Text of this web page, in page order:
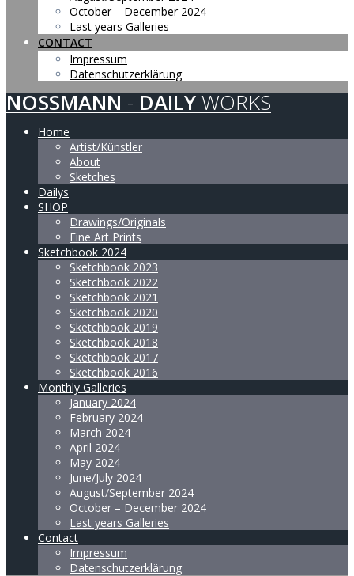
October – December 2024
Last years Galleries
CONTACT
Impressum
Datenschutzerklärung
NOSSMANN - DAILY WORKS
Home
Artist/Künstler
About
Sketches
Dailys
SHOP
Drawings/Originals
Fine Art Prints
Sketchbook 2024
Sketchbook 2023
Sketchbook 2022
Sketchbook 2021
Sketchbook 2020
Sketchbook 2019
Sketchbook 2018
Sketchbook 2017
Sketchbook 2016
Monthly Galleries
January 2024
February 2024
March 2024
April 2024
May 2024
June/July 2024
August/September 2024
October – December 2024
Last years Galleries
Contact
Impressum
Datenschutzerklärung